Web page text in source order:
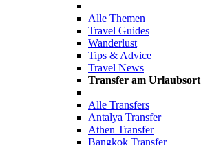
Alle Themen
Travel Guides
Wanderlust
Tips & Advice
Travel News
Transfer am Urlaubsort
Alle Transfers
Antalya Transfer
Athen Transfer
Bangkok Transfer